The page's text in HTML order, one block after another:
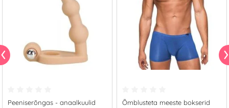
Peeniserõngas - anaalkuulid
Õmblusteta meeste bokserid